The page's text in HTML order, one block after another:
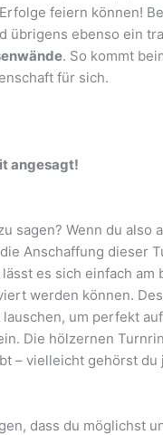
feiern können!
übrigens ebenso ein
. So kommt
für sich.
angesagt!
sagen? Wenn du also
Anschaffung dieser
es sich einfach am
werden können.
um perfekt
Die hölzernen
– vielleicht gehörst du
dass du möglichst